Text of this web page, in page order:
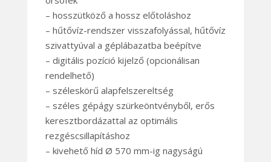
– hosszütköző a hossz előtoláshoz
– hűtővíz-rendszer visszafolyással, hűtővíz
szivattyúval a géplábazatba beépítve
– digitális pozíció kijelző (opcionálisan
rendelhető)
– széleskörű alapfelszereltség
– széles gépágy szürkeöntvényből, erős
keresztbordázattal az optimális
rezgéscsillapításhoz
– kivehető híd Ø 570 mm-ig nagyságú